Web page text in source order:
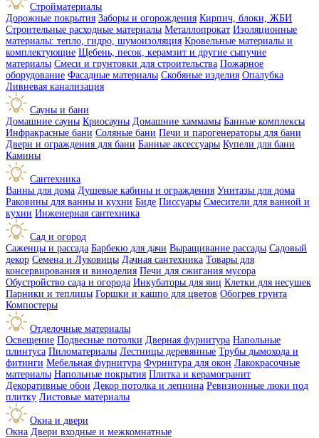
Стройматериалы
Дорожные покрытия Заборы и огорождения Кирпич, блоки, ЖБИ
Строительные расходные материалы Металлопрокат Изоляционные
материалы: тепло, гидро, шумоизоляция Кровельные материалы и
комплектующие Щебень, песок, керамзит и другие сыпучие
материалы Смеси и грунтовки для строительства Пожарное
оборудование Фасадные материалы Скобяные изделия Опалубка
Ливневая канализация
Сауны и бани
Домашние сауны Криосауны Домашние хаммамы Банные комплексы
Инфракрасные бани Соляные бани Печи и парогенераторы для бани
Двери и ограждения для бани Банные аксессуары Купели для бани
Камины
Сантехника
Ванны для дома Душевые кабины и ограждения Унитазы для дома
Раковины для ванны и кухни Биде Писсуары Смесители для ванной и
кухни Инженерная сантехника
Сад и огород
Саженцы и рассада Барбекю для дачи Выращивание рассады Садовый
декор Семена и Луковицы Дачная сантехника Товары для
консервирования и виноделия Печи для сжигания мусора
Обустройство сада и огорода Инкубаторы для яиц Клетки для несушек
Парники и теплицы Горшки и кашпо для цветов Обогрев грунта
Компостеры
Отделочные материалы
Освещение Подвесные потолки Дверная фурнитура Напольные
плинтуса Пиломатериалы Лестницы деревянные Трубы дымохода и
фитинги Мебельная фурнитура Фурнитура для окон Лакокрасочные
материалы Напольные покрытия Плитка и керамогранит
Декоративные обои Декор потолка и лепнина Ревизионные люки под
плитку Листовые материалы
Окна и двери
Окна Двери входные и межкомнатные